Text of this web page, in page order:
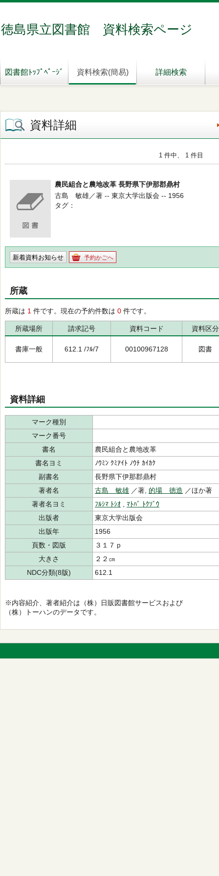
徳島県立図書館 資料検索ページ
図書館ﾄｯﾌﾟﾍﾟｰｼﾞ 資料検索(簡易) 詳細検索
資料詳細
1 件中、 1 件目
農民組合と農地改革 長野県下伊那郡鼎村
古島 敏雄／著 -- 東京大学出版会 -- 1956
タグ
新着資料お知らせ 予約かごへ
所蔵
所蔵は 1 件です。現在の予約件数は 0 件です。
所蔵場所 請求記号 資料コード 資料区分
書庫一般 612.1 /ﾌﾙ/7 00100967128 図書
資料詳細
マーク種別
マーク番号
書名
農民組合と農地改革
書名ヨミ
ﾉｳﾐﾝ ｸﾐｱｲﾄ ﾉｳﾁ ｶｲｶｸ
副書名
長野県下伊那郡鼎村
著者名
古島 敏雄 ／著, 的場 徳造 ／ほか著
著者名ヨミ
ﾌﾙｼﾏ ﾄｼｵ
ﾏﾄﾊﾞ ﾄｸｿﾞｳ
出版者
東京大学出版会
出版年
1956
頁数・図版
３１７ｐ
大きさ
２２㎝
NDC分類(8版)
612.1
※内容紹介、著者紹介は（株）日販図書館サービスおよび
（株）トーハンのデータです。